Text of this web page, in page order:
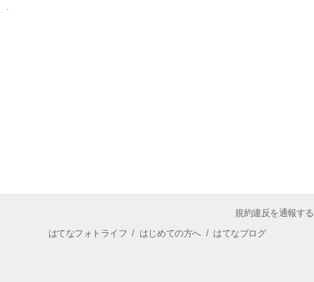
規約違反を通報する
はてなフォトライフ / はじめての方へ/ はてなブログ